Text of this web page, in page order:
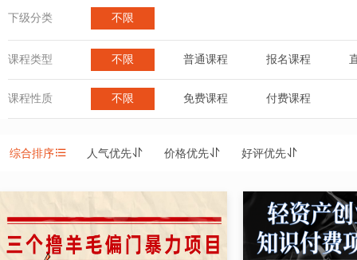
下级分类 不限
课程类型 不限 普通课程 报名课程
课程性质 不限 免费课程 付费课程
综合排序 人气优先 价格优先 好评优先